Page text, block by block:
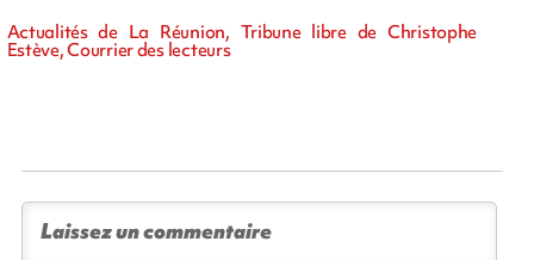
Actualités de La Réunion, Tribune libre de Christophe
Estève, Courrier des lecteurs